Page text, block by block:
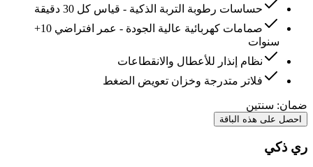
حساسات رطوبة التربة الذكية - قياس كل 30 دقيقة
صمامات كهربائية عالية الجودة - عمر افتراضي 10+
سنوات
نظام إنذار للأعطال والانقطاعات
فلاتر متدرجة وخزان تعويض الضغط
ضمان: سنتين
احصل على هذه الباقة
ري ذكي